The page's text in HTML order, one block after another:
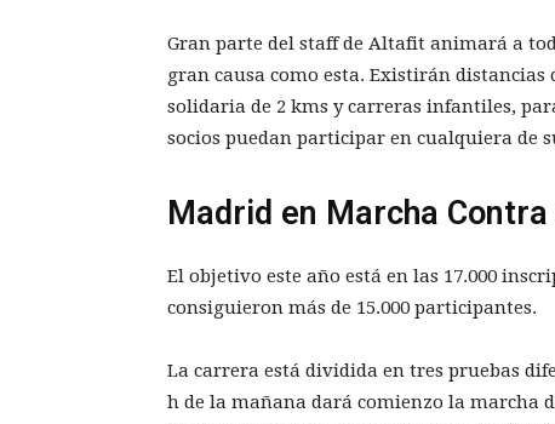
Gran parte del staff de Altafit animará a
gran causa como esta. Existirán
solidaria de 2 kms y carreras infantiles,
socios puedan participar en cualquiera de
Madrid en Marcha
El objetivo este año está en las 17.000
consiguieron más de 15.000 participantes.
La carrera está dividida en tres pruebas
h de la mañana dará comienzo la marcha